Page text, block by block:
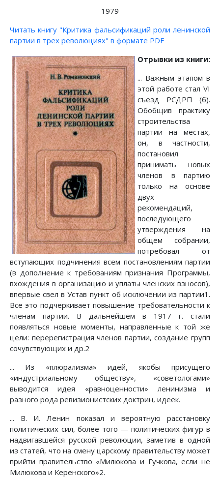
1979
Читать книгу "Критика фальсификаций роли ленинской
партии в трех революциях" в формате PDF
Отрывки из книги:
... Важным этапом в
этой работе стал VI
съезд РСДРП (б).
Обобщив практику
строительства
партии на местах,
он, в частности,
постановил
принимать новых
членов в партию
только на основе
двух
рекомендаций,
последующего
утверждения на
общем собрании,
потребовал от
вступающих подчинения всем постановлениям партии
(в дополнение к требованиям признания Программы,
вхождения в организацию и уплаты членских взносов),
впервые свел в Устав пункт об исключении из партии1.
Все это подчеркивает повышение требовательности к
членам партии. В дальнейшем в 1917 г. стали
появляться новые моменты, направленные к той же
цели: перерегистрация членов партии, создание групп
сочувствующих и др.2
... Из «плюрализма» идей, якобы присущего
«индустриальному обществу», «советологами»
выводится идея «равноценности» ленинизма и
разного рода ревизионистских доктрин, идеек.
... В. И. Ленин показал и вероятную расстановку
политических сил, более того — политических фигур в
надвигавшейся русской революции, заметив в одной
из статей, что на смену царскому правительству может
прийти правительство «Милюкова и Гучкова, если не
Милюкова и Керенского»2.